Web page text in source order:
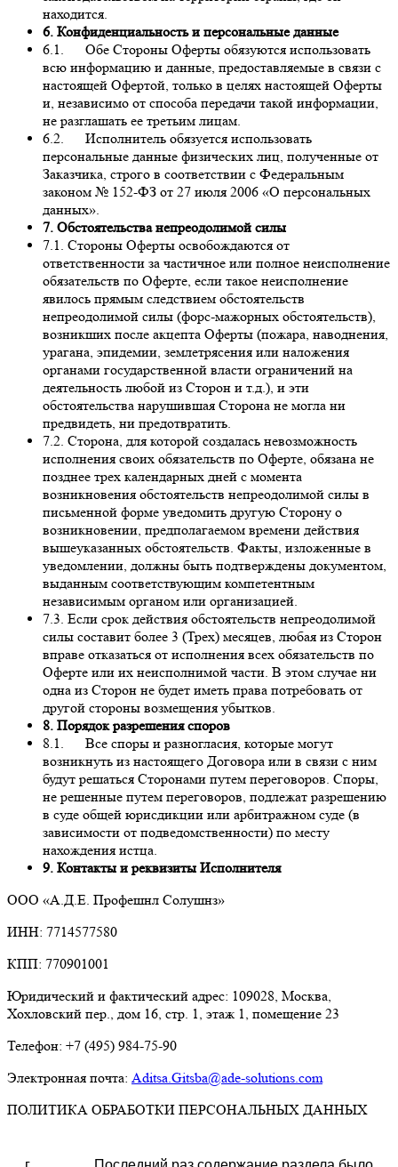
находится.
6. Конфиденциальность и персональные данные
6.1. Обе Стороны Оферты обязуются использовать
всю информацию и данные, предоставляемые в связи с
настоящей Офертой, только в целях настоящей Оферты
и, независимо от способа передачи такой информации,
не разглашать ее третьим лицам.
6.2. Исполнитель обязуется использовать
персональные данные физических лиц, полученные от
Заказчика, строго в соответствии с Федеральным
законом № 152-ФЗ от 27 июля 2006 «О персональных
данных».
7. Обстоятельства непреодолимой силы
7.1. Стороны Оферты освобождаются от
ответственности за частичное или полное неисполнение
обязательств по Оферте, если такое неисполнение
явилось прямым следствием обстоятельств
непреодолимой силы (форс-мажорных обстоятельств),
возникших после акцепта Оферты (пожара, наводнения,
урагана, эпидемии, землетрясения или наложения
органами государственной власти ограничений на
деятельность любой из Сторон и т.д.), и эти
обстоятельства нарушившая Сторона не могла ни
предвидеть, ни предотвратить.
7.2. Сторона, для которой создалась невозможность
исполнения своих обязательств по Оферте, обязана не
позднее трех календарных дней с момента
возникновения обстоятельств непреодолимой силы в
письменной форме уведомить другую Сторону о
возникновении, предполагаемом времени действия
вышеуказанных обстоятельств. Факты, изложенные в
уведомлении, должны быть подтверждены документом,
выданным соответствующим компетентным
независимым органом или организацией.
7.3. Если срок действия обстоятельств непреодолимой
силы составит более 3 (Трех) месяцев, любая из Сторон
вправе отказаться от исполнения всех обязательств по
Оферте или их неисполнимой части. В этом случае ни
одна из Сторон не будет иметь права потребовать от
другой стороны возмещения убытков.
8. Порядок разрешения споров
8.1. Все споры и разногласия, которые могут
возникнуть из настоящего Договора или в связи с ним
будут решаться Сторонами путем переговоров. Споры,
не решенные путем переговоров, подлежат разрешению
в суде общей юрисдикции или арбитражном суде (в
зависимости от подведомственности) по месту
нахождения истца.
9. Контакты и реквизиты Исполнителя
ООО «А.Д.Е. Профешнл Солушнз»
ИНН: 7714577580
КПП: 770901001
Юридический и фактический адрес: 109028, Москва,
Хохловский пер., дом 16, стр. 1, этаж 1, помещение 23
Телефон: +7 (495) 984-75-90
Электронная почта: Aditsa.Gitsba@ade-solutions.com
ПОЛИТИКА ОБРАБОТКИ ПЕРСОНАЛЬНЫХ ДАННЫХ